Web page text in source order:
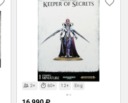
2+ 60+ 12+ Eng